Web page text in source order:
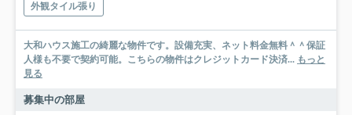
外観タイル張り
大和ハウス施工の綺麗な物件です。設備充実、ネット料金無料＾＾保証
人様も不要で契約可能。こちらの物件はクレジットカード決済... もっと
見る
募集中の部屋